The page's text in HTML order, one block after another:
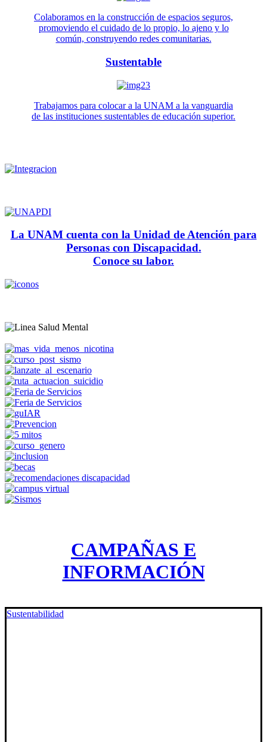
Colaboramos en la construcción de espacios seguros,
promoviendo el cuidado de lo propio, lo ajeno y lo
común, construyendo redes comunitarias.
Sustentable
Trabajamos para colocar a la UNAM a la vanguardia
de las instituciones sustentables de educación superior.
La UNAM cuenta con la Unidad de Atención para
Personas con Discapacidad.
Conoce su labor.
CAMPAÑAS E
INFORMACIÓN
Sustentabilidad